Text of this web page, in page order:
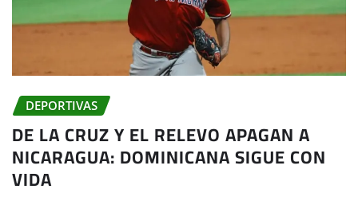
DEPORTIVAS
DE LA CRUZ Y EL RELEVO APAGAN A
NICARAGUA: DOMINICANA SIGUE CON
VIDA